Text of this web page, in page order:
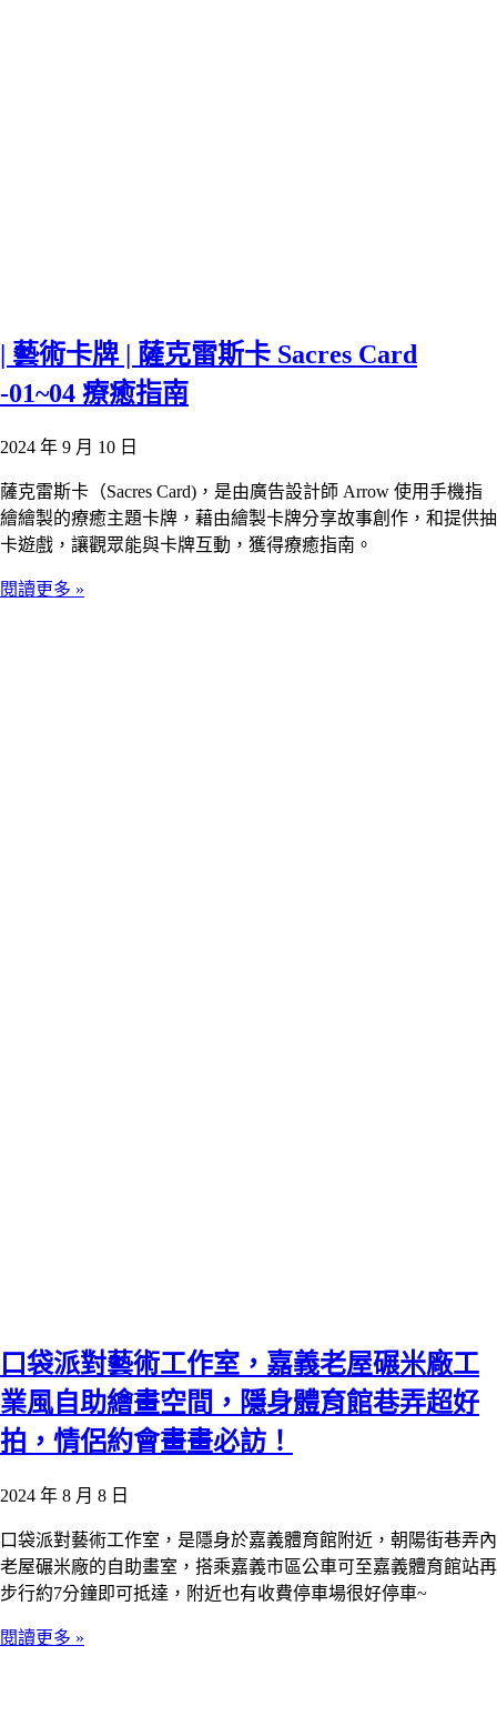
| 藝術卡牌 | 薩克雷斯卡 Sacres Card
-01~04 療癒指南
2024 年 9 月 10 日
薩克雷斯卡（Sacres Card)，是由廣告設計師 Arrow 使用手機指
繪繪製的療癒主題卡牌，藉由繪製卡牌分享故事創作，和提供抽
卡遊戲，讓觀眾能與卡牌互動，獲得療癒指南。
閱讀更多 »
口袋派對藝術工作室，嘉義老屋碾米廠工
業風自助繪畫空間，隱身體育館巷弄超好
拍，情侶約會畫畫必訪！
2024 年 8 月 8 日
口袋派對藝術工作室，是隱身於嘉義體育館附近，朝陽街巷弄內
老屋碾米廠的自助畫室，搭乘嘉義市區公車可至嘉義體育館站再
步行約7分鐘即可抵達，附近也有收費停車場很好停車~
閱讀更多 »